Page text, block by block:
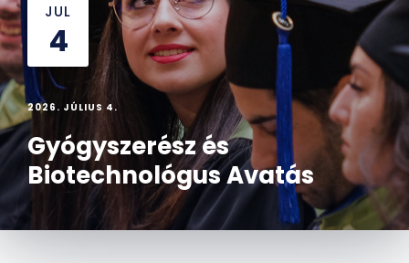
JUL
4
2026. JÚLIUS 4.
Gyógyszerész és
Biotechnológus Avatás